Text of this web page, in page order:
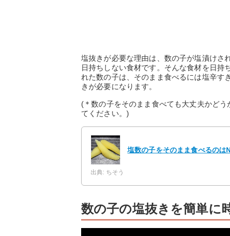
塩抜きが必要な理由は、数の子が塩漬けさ
日持ちしない食材です。そんな食材を日持
れた数の子は、そのまま食べるには塩辛す
きが必要になります。
(＊数の子をそのまま食べても大丈夫かど
てください。)
塩数の子をそのまま食べるのは
出典: ちそう
数の子の塩抜きを簡単に